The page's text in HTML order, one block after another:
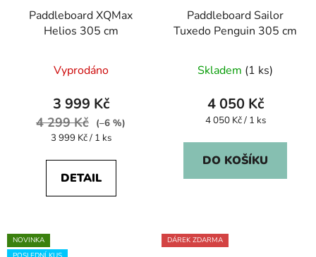
Paddleboard XQMax
Helios 305 cm
Vyprodáno
3 999 Kč
4 299 Kč
(–6 %)
Měrná
3 999 Kč / 1 ks
DETAIL
Paddleboard Sailor
Tuxedo Penguin 305 cm
Skladem (1 ks)
4 050 Kč
Měrná
4 050 Kč / 1 ks
DO KOŠÍKU
NOVINKA
DÁREK ZDARMA